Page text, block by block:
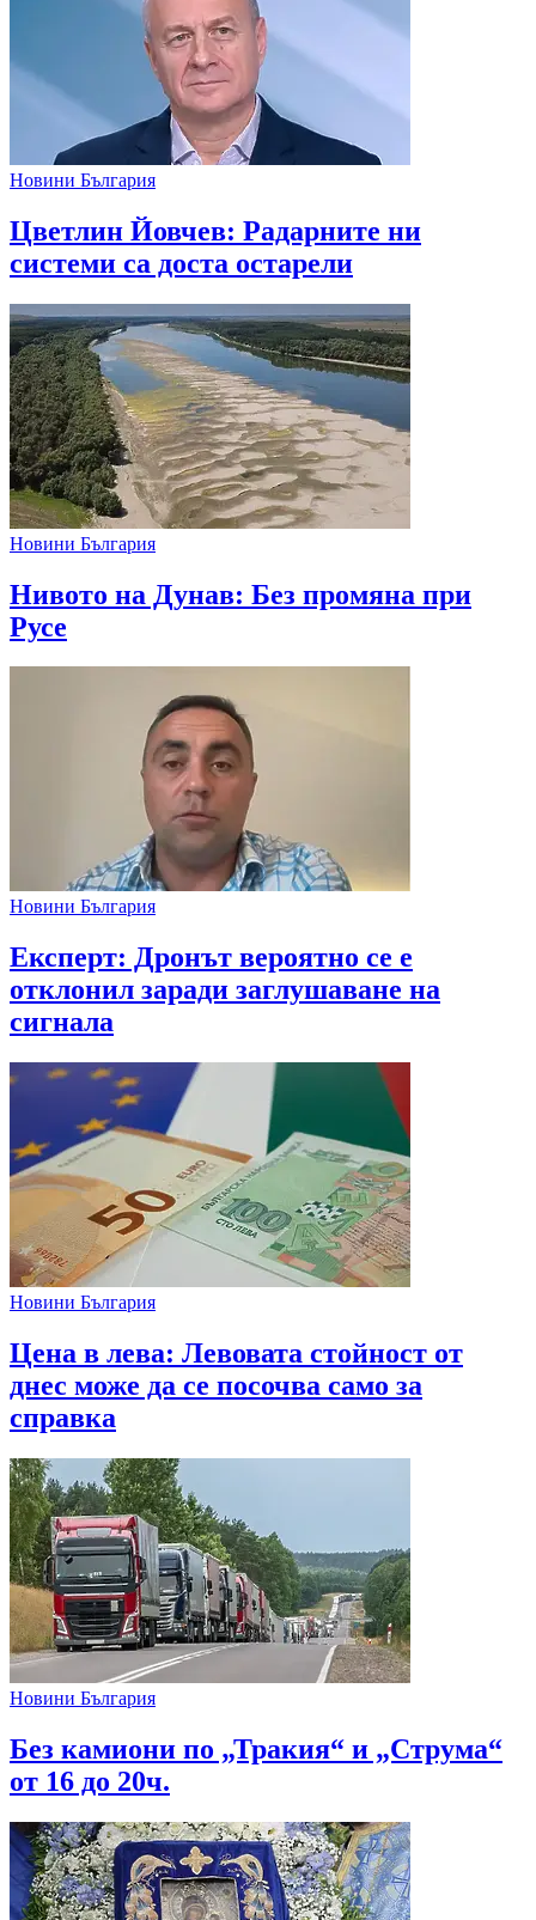
Новини България
Цветлин Йовчев: Радарните ни
системи са доста остарели
Новини България
Нивото на Дунав: Без промяна при
Русе
Новини България
Експерт: Дронът вероятно се е
отклонил заради заглушаване на
сигнала
Новини България
Цена в лева: Левовата стойност от
днес може да се посочва само за
справка
Новини България
Без камиони по „Тракия“ и „Струма“
от 16 до 20ч.